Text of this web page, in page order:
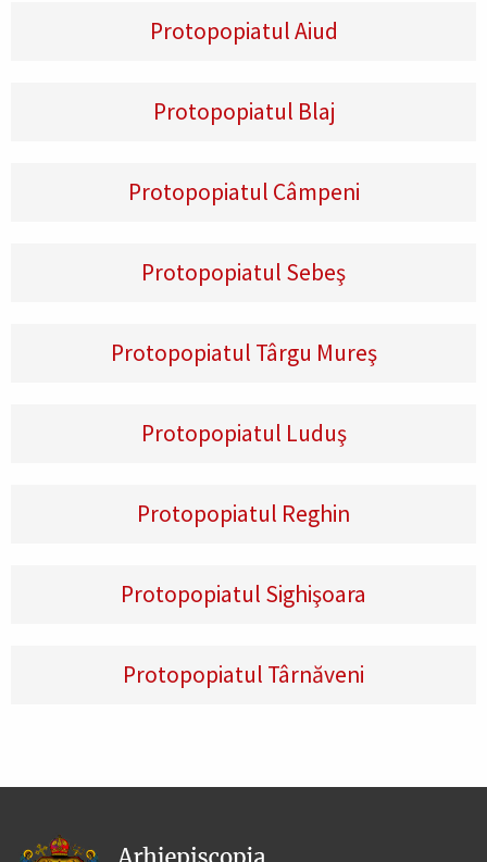
Protopopiatul Aiud
Protopopiatul Blaj
Protopopiatul Câmpeni
Protopopiatul Sebeş
Protopopiatul Târgu Mureş
Protopopiatul Luduş
Protopopiatul Reghin
Protopopiatul Sighişoara
Protopopiatul Târnăveni